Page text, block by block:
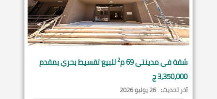
شقة فيمدينتي69 م 2للبيع تقسيط بحري بمقدم
3,350,000 ج
آخر تحديث: 26 يوليو 2026